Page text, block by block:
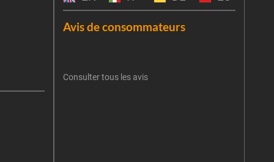
Avis de consommateurs
Consulter tous les avis